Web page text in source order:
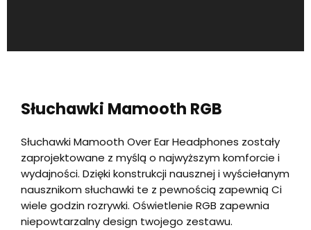
Słuchawki Mamooth RGB
Słuchawki Mamooth Over Ear Headphones zostały
zaprojektowane z myślą o najwyższym komforcie i
wydajności. Dzięki konstrukcji nausznej i wyściełanym
nausznikom słuchawki te z pewnością zapewnią Ci
wiele godzin rozrywki. Oświetlenie RGB zapewnia
niepowtarzalny design twojego zestawu.